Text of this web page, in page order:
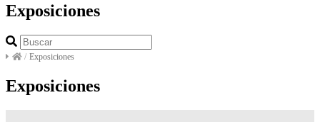
Exposiciones
/ Exposiciones
Exposiciones